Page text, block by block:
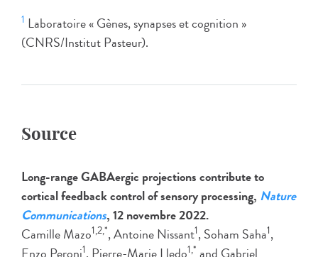
1 Laboratoire « Gènes, synapses et cognition »
(CNRS/Institut Pasteur).
Source
Long-range GABAergic projections contribute to
cortical feedback control of sensory processing, Nature
Communications, 12 novembre 2022.
Camille Mazo1,2,*, Antoine Nissant1, Soham Saha1,
1 1,*